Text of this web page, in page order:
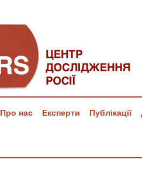
Про нас Експерти Публікації